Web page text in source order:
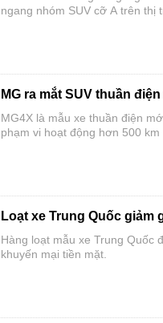
ngang nhóm SUV cỡ A trên thị
MG ra mắt SUV thuần
MG4X là mẫu xe thuần điện
phạm vi hoạt động hơn 500 km
Loạt xe Trung Quốc giảm
Hàng loạt mẫu xe Trung Quốc
khuyến mại tiền mặt.